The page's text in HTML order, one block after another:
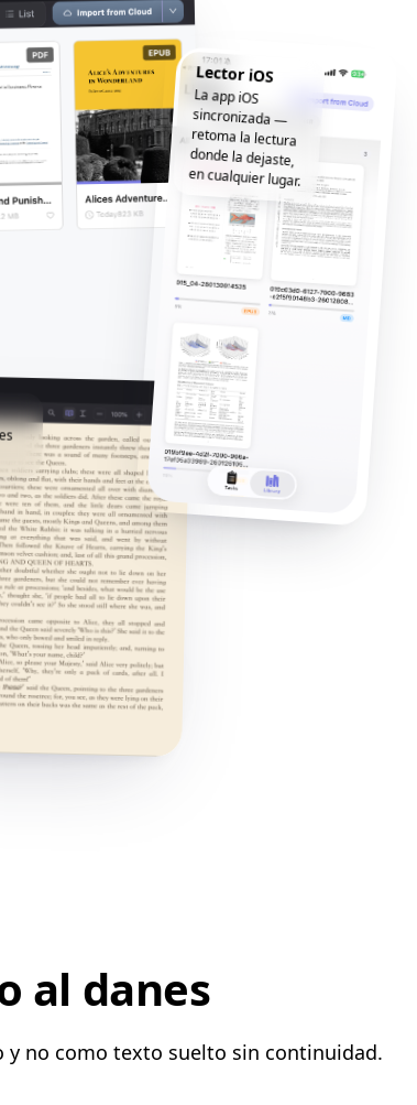
Lector iOS
La app iOS
sincronizada —
retoma la lectura
donde la dejaste,
en cualquier lugar.
al danes
y no como texto suelto sin continuidad.